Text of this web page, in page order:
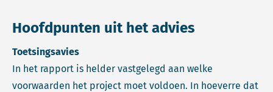
Hoofdpunten uit het advies
Toetsingsavies
In het rapport is helder vastgelegd aan welke
voorwaarden het project moet voldoen. In hoeverre dat